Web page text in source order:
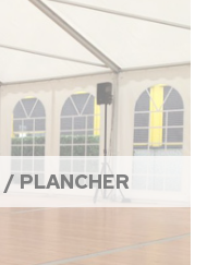
PLANCHER